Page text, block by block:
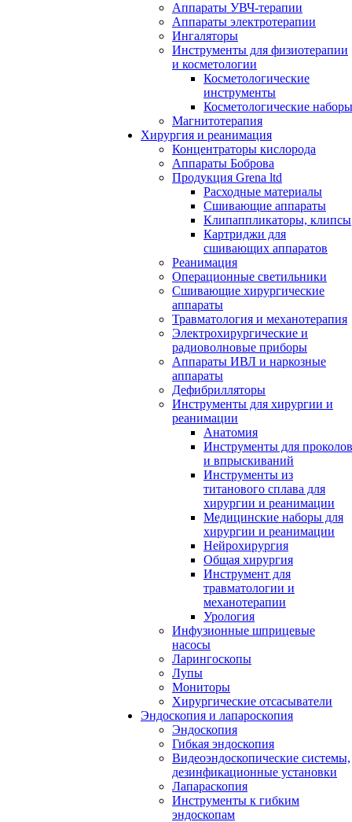
Аппараты УВЧ-терапии
Аппараты электротерапии
Ингаляторы
Инструменты для физиотерапии
и косметологии
Косметологические
инструменты
Косметологические наборы
Магнитотерапия
Хирургия и реанимация
Концентраторы кислорода
Аппараты Боброва
Продукция Grena ltd
Расходные материалы
Сшивающие аппараты
Клипаппликаторы, клипсы
Картриджи для
сшивающих аппаратов
Реанимация
Операционные светильники
Сшивающие хирургические
аппараты
Травматология и механотерапия
Электрохирургические и
радиоволновые приборы
Аппараты ИВЛ и наркозные
аппараты
Дефибрилляторы
Инструменты для хирургии и
реанимации
Анатомия
Инструменты для проколов
и впрыскиваний
Инструменты из
титанового сплава для
хирургии и реанимации
Медицинские наборы для
хирургии и реанимации
Нейрохирургия
Общая хирургия
Инструмент для
травматологии и
механотерапии
Урология
Инфузионные шприцевые
насосы
Ларингоскопы
Лупы
Мониторы
Хирургические отсасыватели
Эндоскопия и лапароскопия
Эндоскопия
Гибкая эндоскопия
Видеоэндоскопические системы,
дезинфикационные установки
Лапараскопия
Инструменты к гибким
эндоскопам